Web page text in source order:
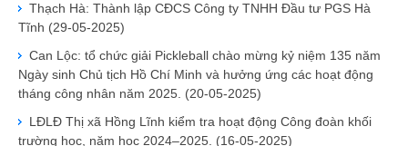
Thạch Hà: Thành lập CĐCS Công ty TNHH Đầu tư PGS Hà
Tĩnh (29-05-2025)
Can Lộc: tổ chức giải Pickleball chào mừng kỷ niệm 135 năm
Ngày sinh Chủ tịch Hồ Chí Minh và hưởng ứng các hoạt động
tháng công nhân năm 2025. (20-05-2025)
LĐLĐ Thị xã Hồng Lĩnh kiểm tra hoạt động Công đoàn khối
trường học, năm học 2024–2025. (16-05-2025)